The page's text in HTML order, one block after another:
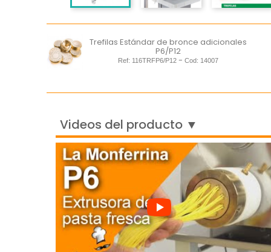
Trefilas Estándar de bronce adicionales
P6/P12
Ref: 116TRFP6/P12 - Cod: 14007
Videos del producto ▼